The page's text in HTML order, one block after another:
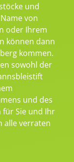
und
von
oder Ihrem
können dann
kommen.
sowohl der
und des
für Sie und Ihr
alle verraten